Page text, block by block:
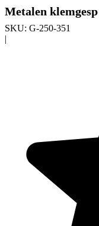
Metalen
SKU: G-250-351
|